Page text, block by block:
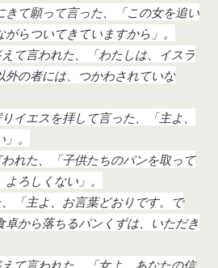
きて願って言った、「この女を追い
らついてきていますから」。
て言われた、「わたしは、イスラ
外の者には、つかわされていな
イエスを拝して言った、「主よ、
。
れた、「子供たちのパンを取って
ろしくない」。
「主よ、お言葉どおりです。で
卓から落ちるパンくずは、いただき
て言われた、「女よ、あなたの信